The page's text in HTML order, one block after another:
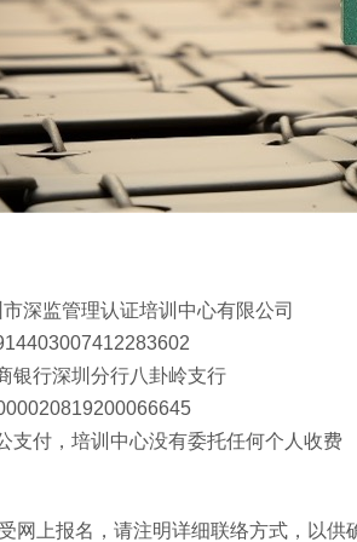
监管理认证培训中心有限公司
银行深圳分行八卦岭支行
支付，培训中心没有委托任何个人收费
网上报名，请注明详细联络方式，以供